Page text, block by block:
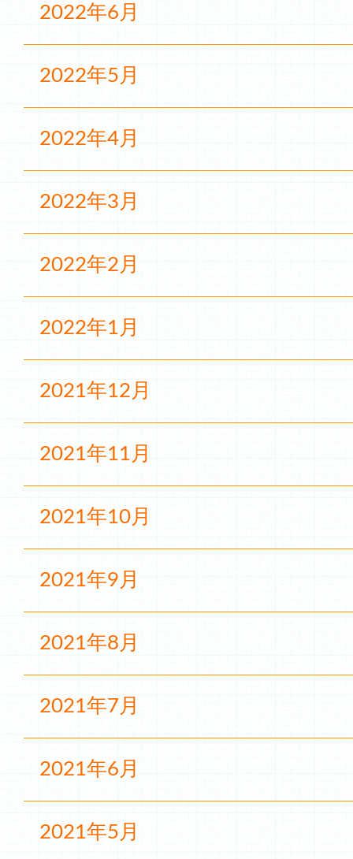
2022年6月
2022年5月
2022年4月
2022年3月
2022年2月
2022年1月
2021年12月
2021年11月
2021年10月
2021年9月
2021年8月
2021年7月
2021年6月
2021年5月